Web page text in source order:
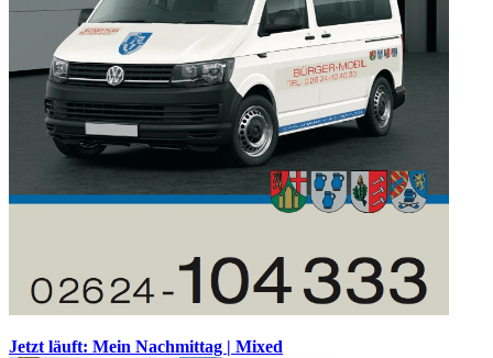
Jetzt läuft: Mein Nachmittag | Mixed